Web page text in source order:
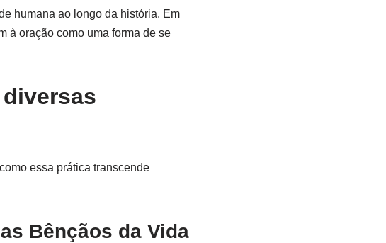
humana ao longo da história. Em
à oração como uma forma de se
essa prática transcende
Bênçãos da Vida